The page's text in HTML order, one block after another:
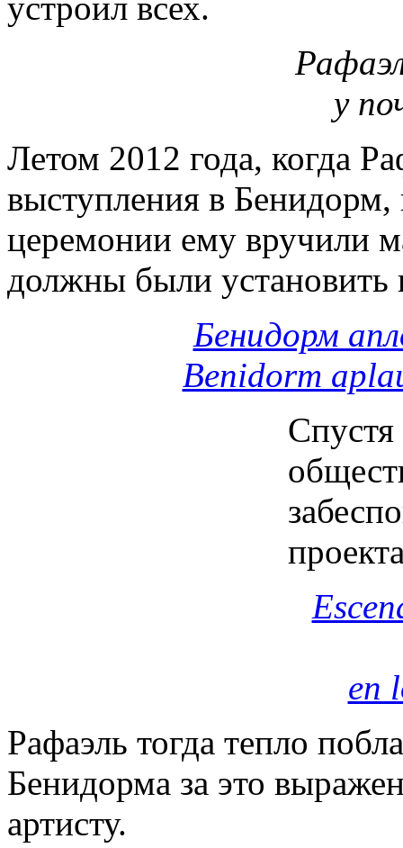
у
Летом 2012 года, когда
выступления в Бенидорм,
церемонии ему вручили
должны были установить
Бенидорм
Benidorm
en
Рафаэль тогда тепло
Бенидорма за это
артисту.